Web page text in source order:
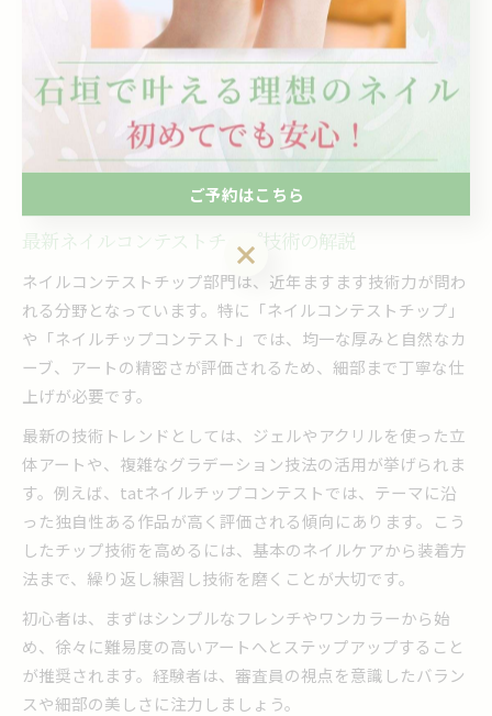
られるため、日々の練習や情報収集が欠かせません。
実際に入賞作品を見ると、流行色を巧みに取り入れたネイル
や、和洋折衷のテクニックを用いたデザインが多く見受けら
れます。これから挑戦する方は、最新のネイルコンテスト
2025の情報を積極的にチェックし、自分の持ち味を最大限に
活かすことが成功のポイントです。
最新ネイルコンテストチップ技術の解説
ネイルコンテストチップ部門は、近年ますます技術力が問わ
れる分野となっています。特に「ネイルコンテストチップ」
や「ネイルチップコンテスト」では、均一な厚みと自然なカ
ーブ、アートの精密さが評価されるため、細部まで丁寧な仕
上げが必要です。
最新の技術トレンドとしては、ジェルやアクリルを使った立
体アートや、複雑なグラデーション技法の活用が挙げられま
す。例えば、tatネイルチップコンテストでは、テーマに沿
った独自性ある作品が高く評価される傾向にあります。こう
したチップ技術を高めるには、基本のネイルケアから装着方
法まで、繰り返し練習し技術を磨くことが大切です。
初心者は、まずはシンプルなフレンチやワンカラーから始
め、徐々に難易度の高いアートへとステップアップすること
が推奨されます。経験者は、審査員の視点を意識したバラン
スや細部の美しさに注力しましょう。
ご予約はこちら
ご予約はこちら